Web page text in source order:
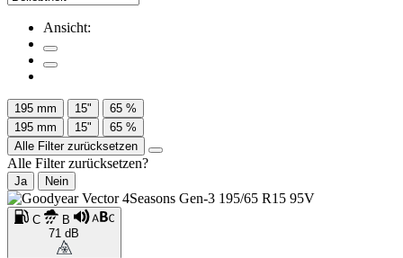
Ansicht:
195 mm 15"
65 %
195 mm
15"
65 %
Alle Filter zurücksetzen
Alle Filter zurücksetzen?
Ja Nein
C
B
71 dB